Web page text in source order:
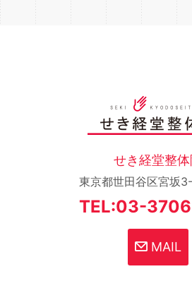
せき経堂整
東京都世田谷区宮坂
TEL:03-
MAIL